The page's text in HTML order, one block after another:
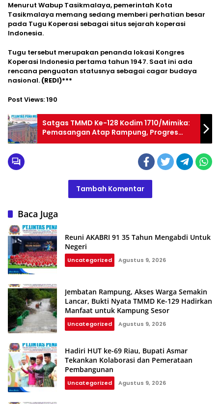
Menurut Wabup Tasikmalaya, pemerintah Kota
Tasikmalaya memang sedang memberi perhatian besar
pada Tugu Koperasi sebagai situs sejarah koperasi
Indonesia.
Tugu tersebut merupakan penanda lokasi Kongres
Koperasi Indonesia pertama tahun 1947. Saat ini ada
rencana penguatan statusnya sebagai cagar budaya
nasional. (REDI)***
Post Views:190
Satgas TMMD Ke-128 Kodim 1710/Mimika:
Pemasangan Atap Rampung, Progres
Pembangunan 5 Rumah Capai 90 Persen
Tambah Komentar
Baca Juga
Reuni AKABRI 91 35 Tahun Mengabdi Untuk
Negeri
Uncategorized Agustus 9, 2026
Jembatan Rampung, Akses Warga Semakin
Lancar, Bukti Nyata TMMD Ke-129 Hadirkan
Manfaat untuk Kampung Sesor
Uncategorized Agustus 9, 2026
Hadiri HUT ke-69 Riau, Bupati Asmar
Tekankan Kolaborasi dan Pemerataan
Pembangunan
Uncategorized Agustus 9, 2026